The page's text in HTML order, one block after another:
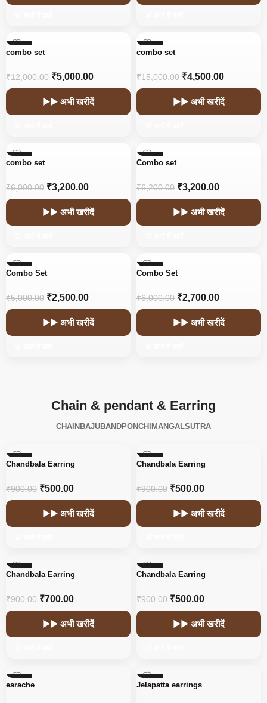
-58%
combo set
₹12,000.00 ₹5,000.00
▶▶ अभी खरीदें
-70%
combo set
₹15,000.00 ₹4,500.00
▶▶ अभी खरीदें
-47%
combo set
₹6,000.00 ₹3,200.00
▶▶ अभी खरीदें
-48%
Combo set
₹6,200.00 ₹3,200.00
▶▶ अभी खरीदें
-50%
Combo Set
₹5,000.00 ₹2,500.00
▶▶ अभी खरीदें
-55%
Combo Set
₹6,000.00 ₹2,700.00
▶▶ अभी खरीदें
Chain & pendant & Earring
CHAIN BAJUBANDPONCHI MANGALSUTRA
-44%
Chandbala Earring
₹900.00 ₹500.00
▶▶ अभी खरीदें
-44%
Chandbala Earring
₹900.00 ₹500.00
▶▶ अभी खरीदें
-22%
Chandbala Earring
₹900.00 ₹700.00
▶▶ अभी खरीदें
-44%
Chandbala Earring
₹900.00 ₹500.00
▶▶ अभी खरीदें
earache
-40%
Jelapatta earrings